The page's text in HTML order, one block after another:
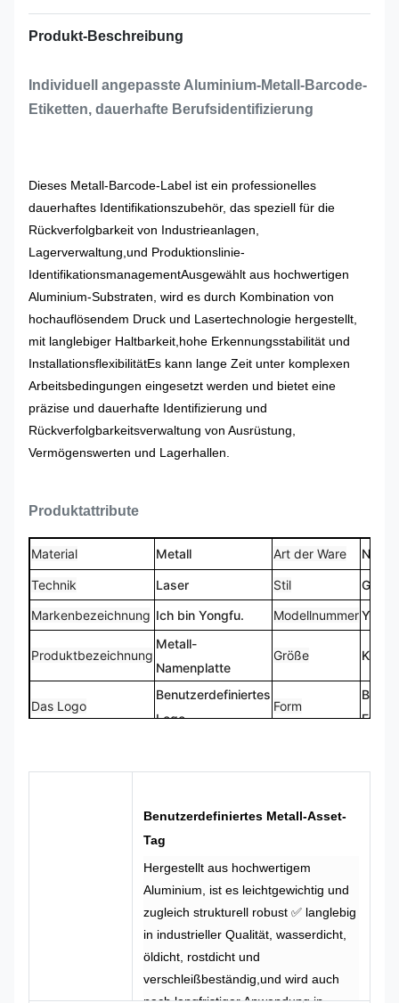
Produkt-Beschreibung
Individuell angepasste Aluminium-Metall-Barcode-
Etiketten, dauerhafte Berufsidentifizierung
Dieses Metall-Barcode-Label ist ein professionelles
dauerhaftes Identifikationszubehör, das speziell für die
Rückverfolgbarkeit von Industrieanlagen,
Lagerverwaltung,und Produktionslinie-
IdentifikationsmanagementAusgewählt aus hochwertigen
Aluminium-Substraten, wird es durch Kombination von
hochauflösendem Druck und Lasertechnologie hergestellt,
mit langlebiger Haltbarkeit,hohe Erkennungsstabilität und
InstallationsflexibilitätEs kann lange Zeit unter komplexen
Arbeitsbedingungen eingesetzt werden und bietet eine
präzise und dauerhafte Identifizierung und
Rückverfolgbarkeitsverwaltung von Ausrüstung,
Vermögenswerten und Lagerhallen.
Produktattribute
Material Metall Art der Ware
Technik Laser Stil
Markenbezeichnung Ich bin Yongfu. ModellnummerYF-
Produktbezeichnung
Metall-
Namenplatte
Größe
Das Logo
Benutzerdefiniertes
Logo
Form
Form
RAL usw.
Benutzerdefiniertes Metall-Asset-
Tag
Hergestellt aus hochwertigem
Aluminium, ist es leichtgewichtig und
zugleich strukturell robust ✅ langlebig
in industrieller Qualität, wasserdicht,
öldicht, rostdicht und
verschleißbeständig,und wird auch